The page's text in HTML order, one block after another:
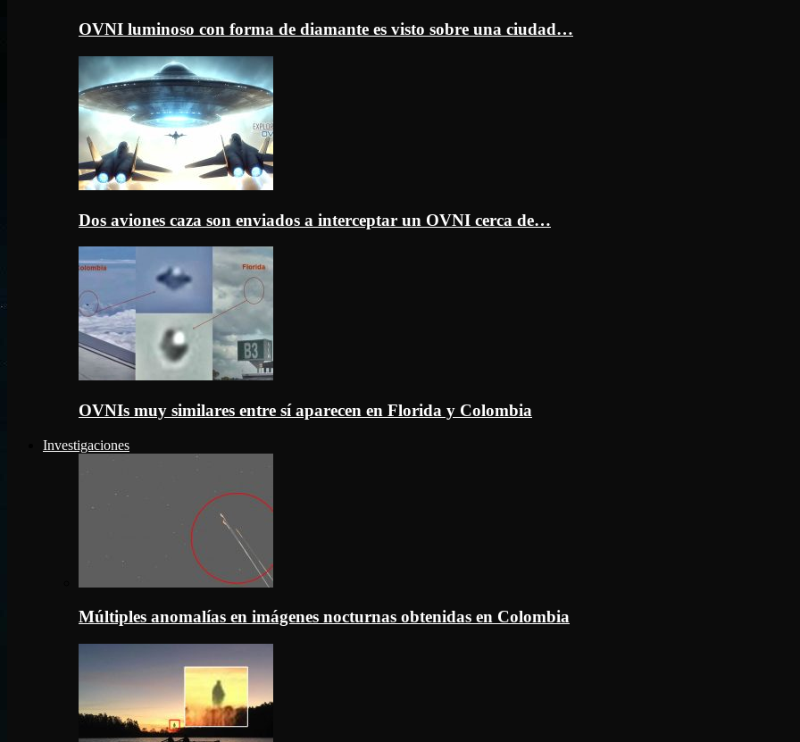
OVNI luminoso con forma de diamante es visto sobre una ciudad…
Dos aviones caza son enviados a interceptar un OVNI cerca de…
OVNIs muy similares entre sí aparecen en Florida y Colombia
Investigaciones
Múltiples anomalías en imágenes nocturnas obtenidas en Colombia